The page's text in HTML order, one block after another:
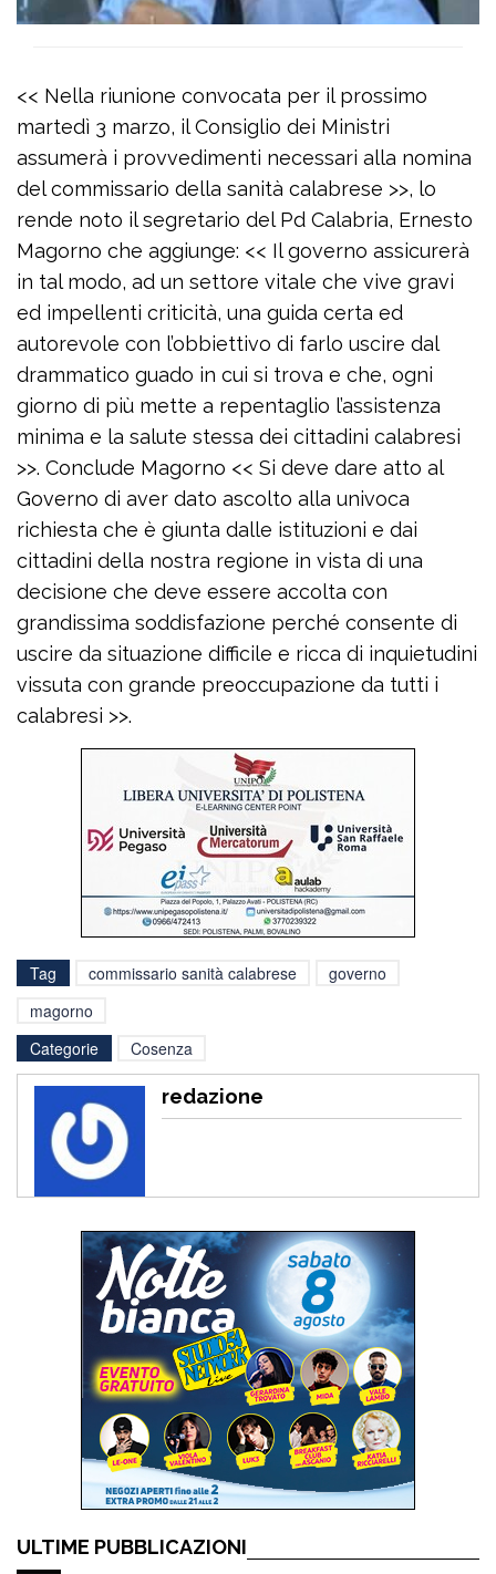
<< Nella riunione convocata per il prossimo
martedì 3 marzo, il Consiglio dei Ministri
assumerà i provvedimenti necessari alla nomina
del commissario della sanità calabrese >>, lo
rende noto il segretario del Pd Calabria, Ernesto
Magorno che aggiunge: << Il governo assicurerà
in tal modo, ad un settore vitale che vive gravi
ed impellenti criticità, una guida certa ed
autorevole con l’obbiettivo di farlo uscire dal
drammatico guado in cui si trova e che, ogni
giorno di più mette a repentaglio l’assistenza
minima e la salute stessa dei cittadini calabresi
>>. Conclude Magorno << Si deve dare atto al
Governo di aver dato ascolto alla univoca
richiesta che è giunta dalle istituzioni e dai
cittadini della nostra regione in vista di una
decisione che deve essere accolta con
grandissima soddisfazione perché consente di
uscire da situazione difficile e ricca di inquietudini
vissuta con grande preoccupazione da tutti i
calabresi >>.
Tag commissario sanità calabrese
governo
magorno
Categorie
Cosenza
redazione
ULTIME PUBBLICAZIONI